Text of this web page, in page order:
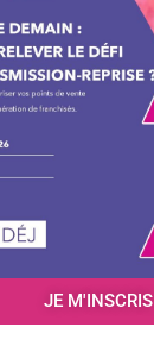
JE M'INSCRIS